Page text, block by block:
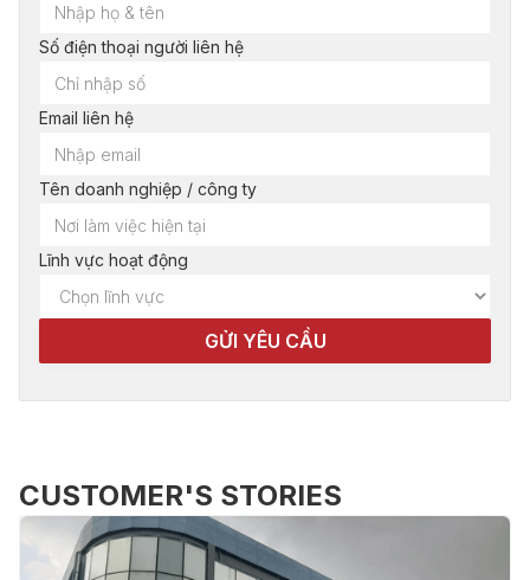
Số điện thoại người liên hệ
Email liên hệ
Tên doanh nghiệp / công ty
Lĩnh vực hoạt động
CUSTOMER'S STORIES